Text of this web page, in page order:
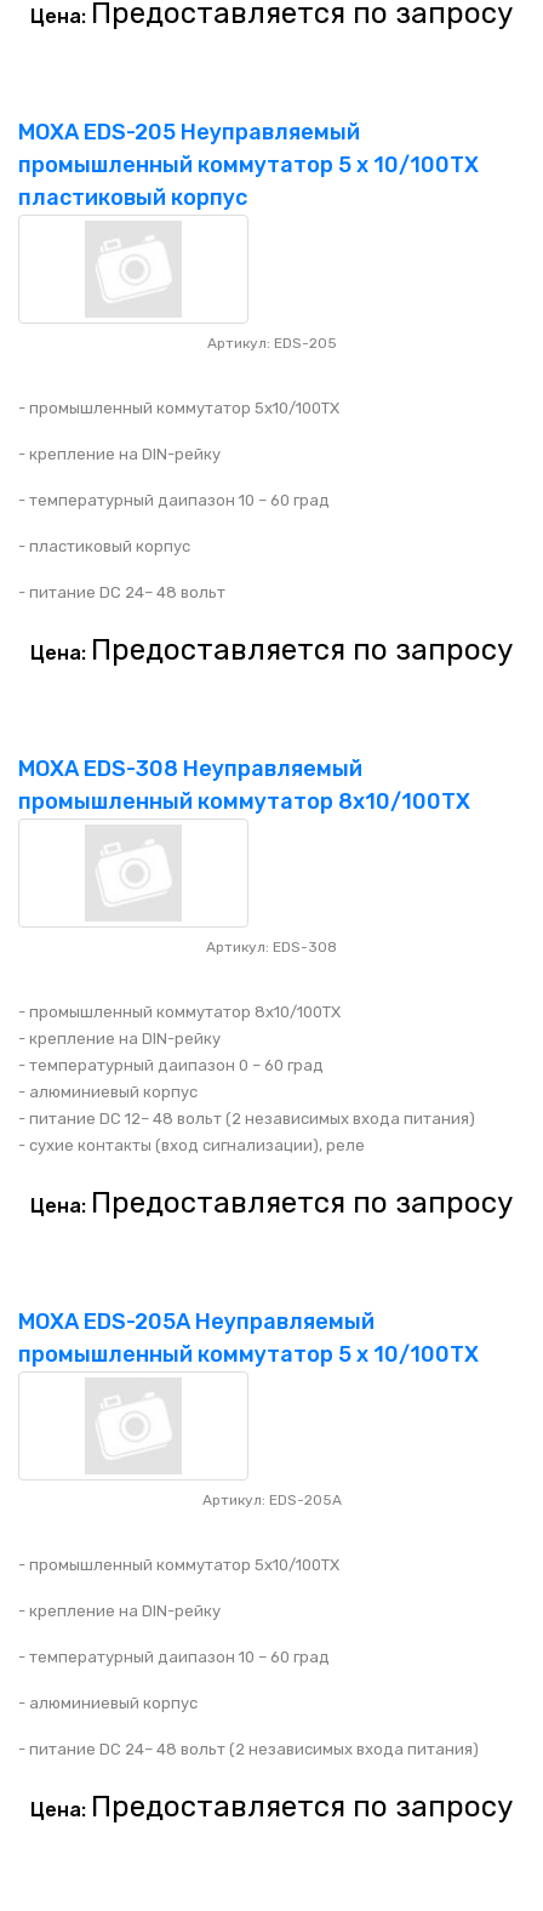
Цена: Предоставляется по запросу
MOXA EDS-205 Неуправляемый
промышленный коммутатор 5 x 10/100TX
пластиковый корпус
Артикул: EDS-205
- промышленный коммутатор 5x10/100TX
- крепление на DIN-рейку
- температурный даипазон 10 – 60 град
- пластиковый корпус
- питание DC 24– 48 вольт
Цена: Предоставляется по запросу
MOXA EDS-308 Неуправляемый
промышленный коммутатор 8x10/100TX
Артикул: EDS-308
- промышленный коммутатор 8x10/100TX
- крепление на DIN-рейку
- температурный даипазон 0 – 60 град
- алюминиевый корпус
- питание DC 12– 48 вольт (2 независимых входа питания)
- сухие контакты (вход сигнализации), реле
Цена: Предоставляется по запросу
MOXA EDS-205A Неуправляемый
промышленный коммутатор 5 x 10/100TX
Артикул: EDS-205A
- промышленный коммутатор 5x10/100TX
- крепление на DIN-рейку
- температурный даипазон 10 – 60 град
- алюминиевый корпус
- питание DC 24– 48 вольт (2 независимых входа питания)
Цена: Предоставляется по запросу